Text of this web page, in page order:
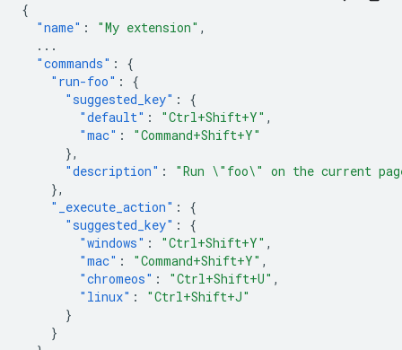
{
"name" : "My extension" ,
...
"commands" :
{
"run-foo" :
{
"suggested_key" :
{
"default" : "Ctrl+Shift+Y" ,
"mac" :
"Command+Shift+Y"
},
"description" :
"Run \"foo\" on the current
},
"_execute_action" :
{
"suggested_key" :
{
"windows" : "Ctrl+Shift+Y" ,
"mac" : "Command+Shift+Y" ,
"chromeos" : "Ctrl+Shift+U" ,
"linux" :
"Ctrl+Shift+J"
}
}